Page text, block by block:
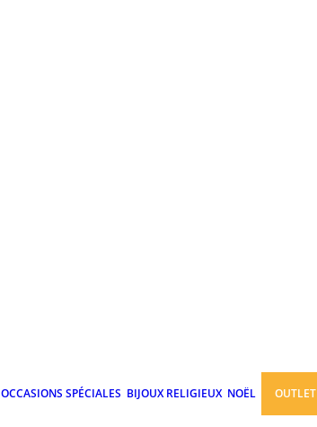
OCCASIONS SPÉCIALES BIJOUX RELIGIEUX NOËL OUTLET